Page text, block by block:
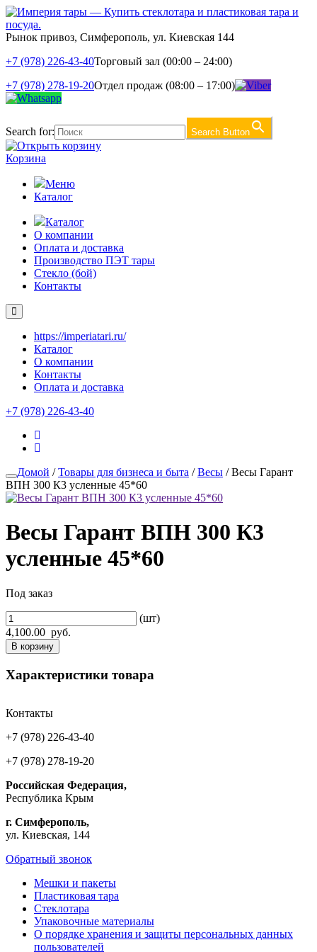
Рынок привоз, Симферополь, ул. Киевская 144
+7 (978) 226-43-40Торговый зал (00:00 – 24:00)
+7 (978) 278-19-20Отдел продаж (08:00 – 17:00)
Search for: Search Button
Корзина
Меню
Каталог
Каталог
О компании
Оплата и доставка
Производство ПЭТ тары
Стекло (бой)
Контакты
https://imperiatari.ru/
Каталог
О компании
Контакты
Оплата и доставка
+7 (978) 226-43-40
Домой /Товары для бизнеса и быта /Весы / Весы Гарант
ВПН 300 К3 усленные 45*60
Весы Гарант ВПН 300 К3
усленные 45*60
Под заказ
(шт)
4,100.00 руб.
В корзину
Характеристики товара
Контакты
+7 (978) 226-43-40
+7 (978) 278-19-20
Российская Федерация,
Республика Крым
г. Симферополь,
ул. Киевская, 144
Обратный звонок
Мешки и пакеты
Пластиковая тара
Стеклотара
Упаковочные материалы
О порядке хранения и защиты персональных данных
пользователей